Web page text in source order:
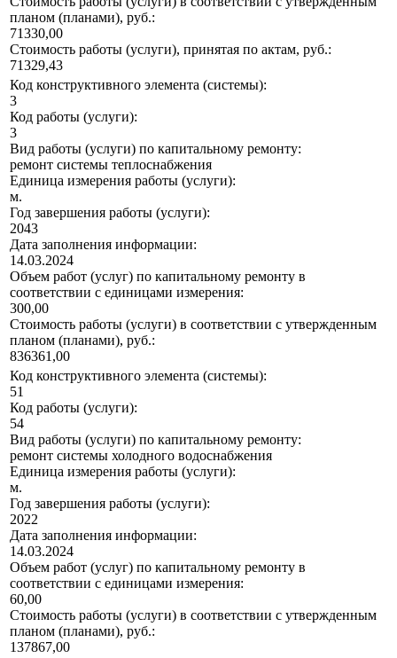
планом (планами), руб.:
71330,00
Стоимость работы (услуги), принятая по актам, руб.:
71329,43
Код конструктивного элемента (системы):
3
Код работы (услуги):
3
Вид работы (услуги) по капитальному ремонту:
ремонт системы теплоснабжения
Единица измерения работы (услуги):
м.
Год завершения работы (услуги):
2043
Дата заполнения информации:
14.03.2024
Объем работ (услуг) по капитальному ремонту в
соответствии с единицами измерения:
300,00
Стоимость работы (услуги) в соответствии с утвержденным
планом (планами), руб.:
836361,00
Код конструктивного элемента (системы):
51
Код работы (услуги):
54
Вид работы (услуги) по капитальному ремонту:
ремонт системы холодного водоснабжения
Единица измерения работы (услуги):
м.
Год завершения работы (услуги):
2022
Дата заполнения информации:
14.03.2024
Объем работ (услуг) по капитальному ремонту в
соответствии с единицами измерения:
60,00
Стоимость работы (услуги) в соответствии с утвержденным
планом (планами), руб.:
137867,00